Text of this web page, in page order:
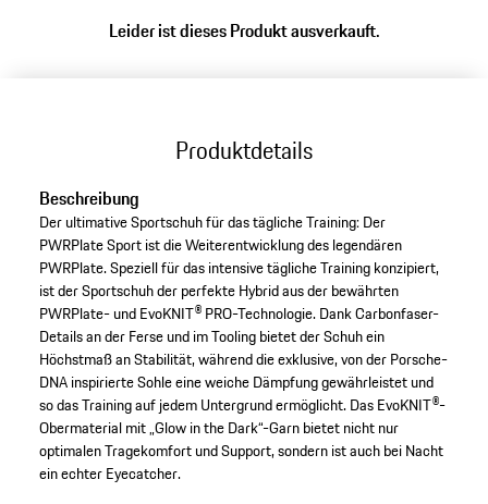
Leider ist dieses Produkt ausverkauft.
Produktdetails
Beschreibung
Der ultimative Sportschuh für das tägliche Training: Der
PWRPlate Sport ist die Weiterentwicklung des legendären
PWRPlate. Speziell für das intensive tägliche Training konzipiert,
ist der Sportschuh der perfekte Hybrid aus der bewährten
PWRPlate- und EvoKNIT® PRO-Technologie. Dank Carbonfaser-
Details an der Ferse und im Tooling bietet der Schuh ein
Höchstmaß an Stabilität, während die exklusive, von der Porsche-
DNA inspirierte Sohle eine weiche Dämpfung gewährleistet und
so das Training auf jedem Untergrund ermöglicht. Das EvoKNIT®-
Obermaterial mit „Glow in the Dark“-Garn bietet nicht nur
optimalen Tragekomfort und Support, sondern ist auch bei Nacht
ein echter Eyecatcher.